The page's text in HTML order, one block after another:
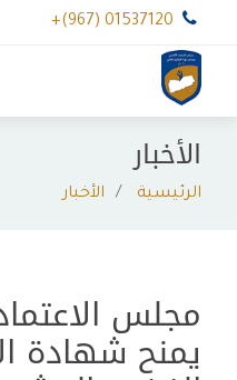
+(967) 01537120
الأخبار
الرئيسية الأخبار
مجلس
يمنح شهادة